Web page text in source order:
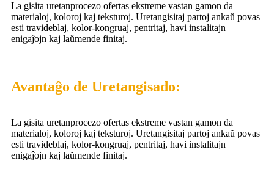
La gisita uretanprocezo ofertas ekstreme vastan gamon da
materialoj, koloroj kaj teksturoj. Uretangisitaj partoj ankaŭ povas
esti travideblaj, kolor-kongruaj, pentritaj, havi instalitajn
enigaĵojn kaj laŭmende finitaj.
Avantaĝo de Uretangisado:
La gisita uretanprocezo ofertas ekstreme vastan gamon da
materialoj, koloroj kaj teksturoj. Uretangisitaj partoj ankaŭ povas
esti travideblaj, kolor-kongruaj, pentritaj, havi instalitajn
enigaĵojn kaj laŭmende finitaj.